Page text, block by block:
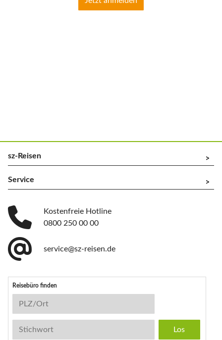
sz-Reisen ^
Service ^
Kostenfreie Hotline
0800 250 00 00
service@sz-reisen.de
Reisebüro finden
Reisebüro-Suche
PLZ/Ort